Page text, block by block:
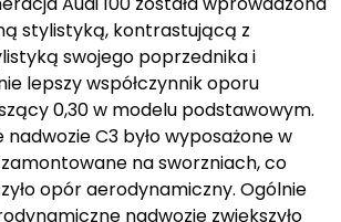
stylistyką, kontrastującą z
swojego poprzednika i
lepszy współczynnik oporu
0,30 w modelu podstawowym.
C3 było wyposażone w
na sworzniach, co
opór aerodynamiczny. Ogólnie
nadwozie zwiększyło